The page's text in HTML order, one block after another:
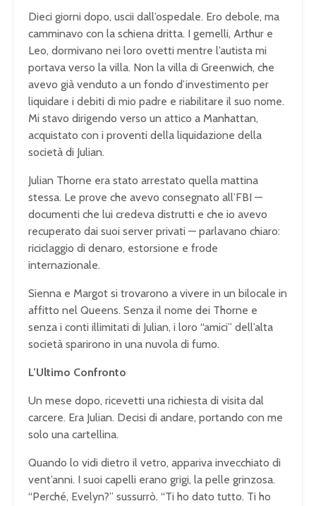
Dieci giorni dopo, uscii dall’ospedale. Ero debole, ma
camminavo con la schiena dritta. I gemelli, Arthur e
Leo, dormivano nei loro ovetti mentre l’autista mi
portava verso la villa. Non la villa di Greenwich, che
avevo già venduto a un fondo d’investimento per
liquidare i debiti di mio padre e riabilitare il suo nome.
Mi stavo dirigendo verso un attico a Manhattan,
acquistato con i proventi della liquidazione della
società di Julian.
Julian Thorne era stato arrestato quella mattina
stessa. Le prove che avevo consegnato all’FBI —
documenti che lui credeva distrutti e che io avevo
recuperato dai suoi server privati — parlavano chiaro:
riciclaggio di denaro, estorsione e frode
internazionale.
Sienna e Margot si trovarono a vivere in un bilocale in
affitto nel Queens. Senza il nome dei Thorne e
senza i conti illimitati di Julian, i loro “amici” dell’alta
società sparirono in una nuvola di fumo.
L’Ultimo Confronto
Un mese dopo, ricevetti una richiesta di visita dal
carcere. Era Julian. Decisi di andare, portando con me
solo una cartellina.
Quando lo vidi dietro il vetro, appariva invecchiato di
vent’anni. I suoi capelli erano grigi, la pelle grinzosa.
“Perché, Evelyn?” sussurrò. “Ti ho dato tutto. Ti ho